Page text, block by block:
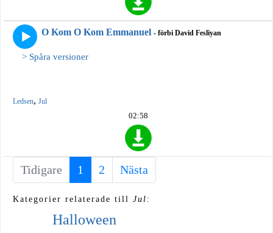
O Kom O Kom Emmanuel - förbi David Fesliyan
> Spåra versioner
Ledsen, Jul
02:58
Tidigare 1 (current)
2 Nästa
Kategorier relaterade till Jul :
Halloween